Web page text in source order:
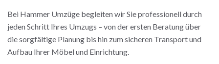
Bei Hammer Umzüge begleiten wir Sie professionell durch
jeden Schritt Ihres Umzugs – von der ersten Beratung über
die sorgfältige Planung bis hin zum sicheren Transport und
Aufbau Ihrer Möbel und Einrichtung.